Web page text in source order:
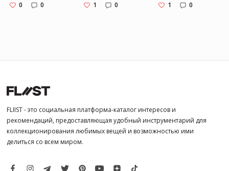
0 0 1 0 1 0
FLIIST - это социальная платформа-каталог интересов и
рекомендаций, предоставляющая удобный инструментарий для
коллекционирования любимых вещей и возможностью ими
делиться со всем миром.